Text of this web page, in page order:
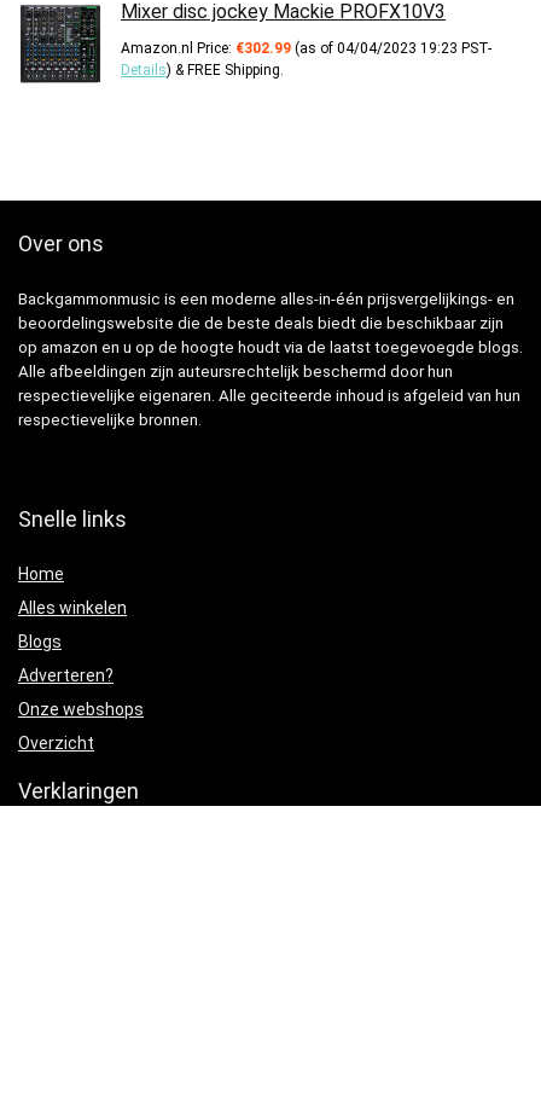
Mixer disc jockey Mackie PROFX10V3
Amazon.nl Price: €302.99 (as of 04/04/2023 19:23 PST-
Details) & FREE Shipping.
Over ons
Backgammonmusic is een moderne alles-in-één prijsvergelijkings- en
beoordelingswebsite die de beste deals biedt die beschikbaar zijn
op amazon en u op de hoogte houdt via de laatst toegevoegde blogs.
Alle afbeeldingen zijn auteursrechtelijk beschermd door hun
respectievelijke eigenaren. Alle geciteerde inhoud is afgeleid van hun
respectievelijke bronnen.
Snelle links
Home
Alles winkelen
Blogs
Adverteren?
Onze webshops
Overzicht
Verklaringen